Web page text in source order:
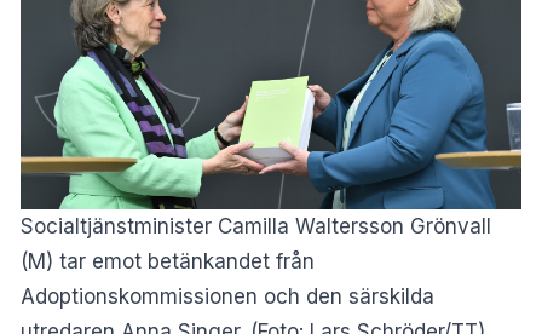
Socialtjänstminister Camilla Waltersson Grönvall
(M) tar emot betänkandet från
Adoptionskommissionen och den särskilda